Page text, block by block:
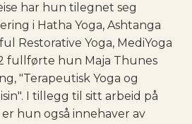
har hun tilegnet seg
i Hatha Yoga, Ashtanga
Restorative Yoga, MediYoga
fullførte hun Maja Thunes
"Terapeutisk Yoga og
I tillegg til sitt arbeid på
hun også innehaver av